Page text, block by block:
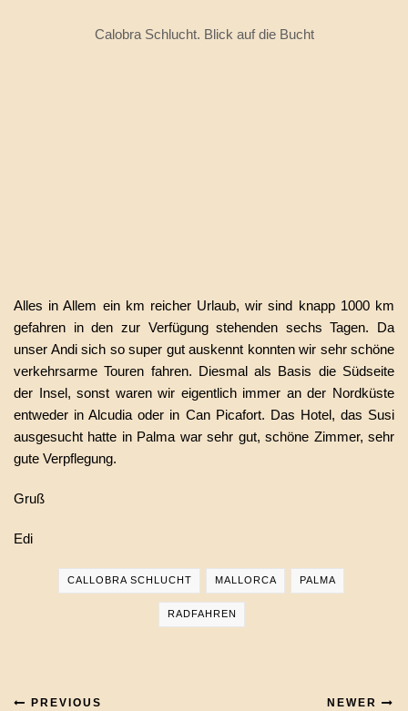
Calobra Schlucht. Blick auf die Bucht
Alles in Allem ein km reicher Urlaub, wir sind knapp 1000 km
gefahren in den zur Verfügung stehenden sechs Tagen. Da
unser Andi sich so super gut auskennt konnten wir sehr schöne
verkehrsarme Touren fahren. Diesmal als Basis die Südseite
der Insel, sonst waren wir eigentlich immer an der Nordküste
entweder in Alcudia oder in Can Picafort. Das Hotel, das Susi
ausgesucht hatte in Palma war sehr gut, schöne Zimmer, sehr
gute Verpflegung.
Gruß
Edi
CALLOBRA SCHLUCHT MALLORCA PALMA
RADFAHREN
PREVIOUS NEWER